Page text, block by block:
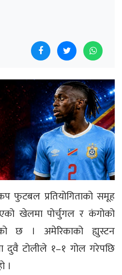
फुटबल प्रतियोगिताको समूह
खेलमा पोर्चुगल र कंगोको
छ । अमेरिकाको ह्युस्टन
दुवै टोलीले १–१ गोल गरेपछि
।